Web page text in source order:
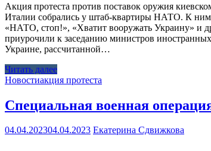
Акция протеста против поставок оружия
Италии собрались у штаб-квартиры НАТО. К ним
«НАТО, стоп!», «Хватит вооружать Украину» и
приурочили к заседанию министров
Украине, рассчитанной…
Читать далее
Новостиакция протеста
Специальная военная
04.04.202304.04.2023 Екатерина Сдвижкова